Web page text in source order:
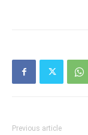
Previous article